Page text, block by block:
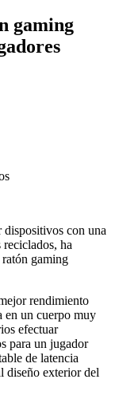
gaming
dispositivos con una
ha
gaming
rendimiento
en un cuerpo muy
efectuar
para un jugador
de latencia
diseño exterior del